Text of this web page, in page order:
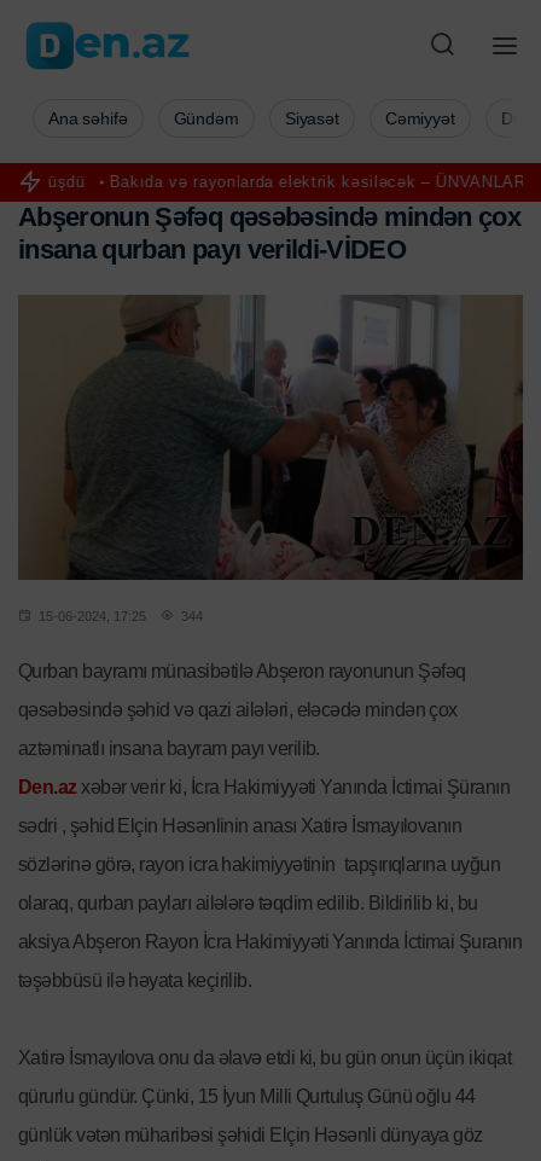
və rayonlarda elektrik kəsiləcək – ÜNVANLAR Hindistanda
Ana səhifə Gündəm Siyasət Cəmiyyət
Abşeronun Şəfəq qəsəbəsində mindən çox
insana qurban payı verildi-VİDEO
15-06-2024, 17:25 344
Qurban bayramı münasibətilə Abşeron rayonunun Şəfəq
qəsəbəsində şəhid və qazi ailələri, eləcədə mindən çox
aztəminatlı insana bayram payı verilib.
Den.az xəbər verir ki, İcra Hakimiyyəti Yanında İctimai Şüranın
sədri , şəhid Elçin Həsənlinin anası Xatirə İsmayılovanın
sözlərinə görə, rayon icra hakimiyyətinin tapşırıqlarına uyğun
olaraq, qurban payları ailələrə təqdim edilib. Bildirilib ki, bu
aksiya Abşeron Rayon İcra Hakimiyyəti Yanında İctimai Şuranın
təşəbbüsü ilə həyata keçirilib.
Xatirə İsmayılova onu da əlavə etdi ki, bu gün onun üçün ikiqat
qürurlu gündür. Çünki, 15 İyun Milli Qurtuluş Günü oğlu 44
günlük vətən müharibəsi şəhidi Elçin Həsənli dünyaya göz